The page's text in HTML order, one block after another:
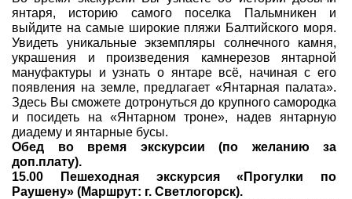
янтаря, историю самого поселка Пальмникен и
выйдите на самые широкие пляжи Балтийского моря.
Увидеть уникальные экземпляры солнечного камня,
украшения и произведения камнерезов янтарной
мануфактуры и узнать о янтаре всё, начиная с его
появления на земле, предлагает «Янтарная палата».
Здесь Вы сможете дотронуться до крупного самородка
и посидеть на «Янтарном троне», надев янтарную
диадему и янтарные бусы.
Обед во время экскурсии (по желанию за
доп.плату).
15.00 Пешеходная экскурсия «Прогулки по
Раушену» (Маршрут: г. Светлогорск).